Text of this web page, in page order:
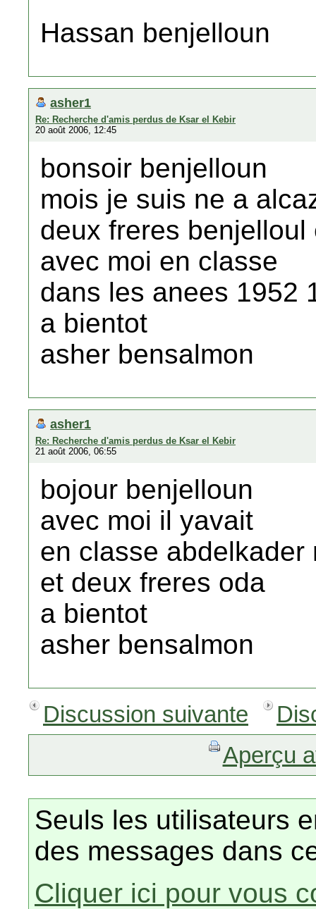
Hassan benjelloun
asher1
Re: Recherche d'amis perdus de Ksar el Kebir
20 août 2006, 12:45
bonsoir benjelloun
mois je suis ne a
deux freres benjelloul
avec moi en classe
dans les anees 1952
a bientot
asher bensalmon
asher1
Re: Recherche d'amis perdus de Ksar el Kebir
21 août 2006, 06:55
bojour benjelloun
avec moi il yavait
en classe abdelkader
et deux freres oda
a bientot
asher bensalmon
Discussion suivante
Aperçu
Seuls les utilisateurs
des messages dans
Cliquer ici pour vous